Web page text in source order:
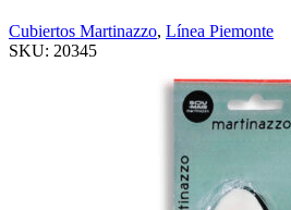
Cubiertos Martinazzo, Línea Piemonte
SKU: 20345